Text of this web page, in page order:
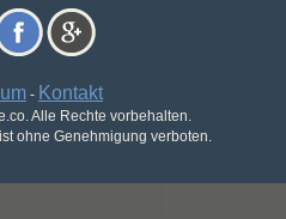
- Kontakt
Alle Rechte vorbehalten.
ohne Genehmigung verboten.